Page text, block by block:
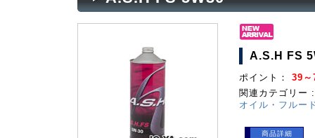
A.S.H FS
ポイント： 39
関連カテゴリー :
オイル・フルー
商品詳細